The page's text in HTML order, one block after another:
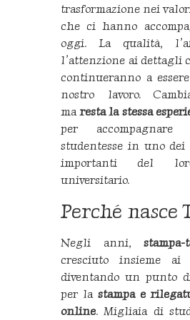
trasformazione nei
che ci hanno
oggi. La qualità,
l’attenzione ai dettagli
continueranno a
nostro lavoro.
maresta la stessa
per
studentesse in uno
importanti del
universitario.
Perché nasce
Negli anni,
cresciuto insieme ai
diventando un punto
per lastampa e
online. Migliaia di